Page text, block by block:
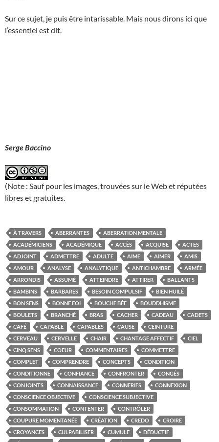
Sur ce sujet, je puis être intarissable. Mais nous dirons ici que
l’essentiel est dit.
Serge Baccino
(Note : Sauf pour les images, trouvées sur le Web et réputées
libres et gratuites.
À TRAVERS ABERRANTES
ABERRATION MENTALE
ACADÉMICIENS
ACADÉMIQUE ACCÈS ACQUISE
ACTES
ADJOINT
ADMETTRE ADULTE AIME AIMER
AMIS
AMOUR
ANALYSE ANALYTIQUE ANTICHAMBRE
ARMÉE
ARRONDIS
ASSUMÉ ATTEINDRE ATTIRER
BALLANTS
BAMBINS
BARBARES BESOIN COMPULSIF
BIEN HUILÉ
BON SENS
BONNE FOI BOUCHE BÉE
BOUDDHISME
BOULETS
BRANCHÉ BRAS CACHER CADEAU
CADETS
CAFÉ
CAPABLE CAPABLES CAUSE
CEINTURE
CERVEAU
CERVELLE CHAIR CHANTAGE AFFECTIF
CIEL
CINQ SENS
COEUR COMMENTAIRES
COMMETTRE
COMPLET
COMPRENDRE CONCEPTS
CONDITION
CONDITIONNE
CONFIANCE CONFRONTER
CONGÉS
CONJOINTS
CONNAISSANCE CONNERIES
CONNEXION
CONSCIENCE OBJECTIVE
CONSCIENCE SUBJECTIVE
CONSOMMATION
CONTENTER
CONTRÔLER
COUPURE MOMENTANÉE
CRÉATION CREDO
CROIRE
CROYANCES
CULPABILISER CUMULE
DÉDUCTIF